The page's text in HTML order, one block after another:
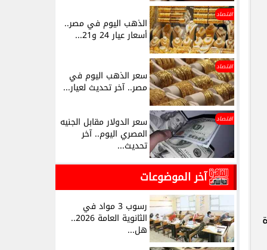
اقتصاد
الذهب اليوم في مصر..
أسعار عيار 24 و21...
اقتصاد
سعر الذهب اليوم في
مصر.. آخر تحديث لعيار...
اقتصاد سعر الدولار مقابل الجنيه
المصري اليوم.. آخر
تحديث...
آخر الموضوعات
رسوب 3 مواد في
الثانوية العامة 2026..
هل...